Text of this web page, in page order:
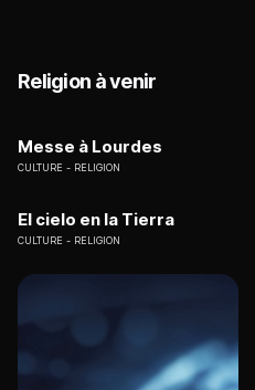
Religion à venir
Messe à Lourdes
CULTURE RELIGION
El cielo en la Tierra
CULTURE RELIGION